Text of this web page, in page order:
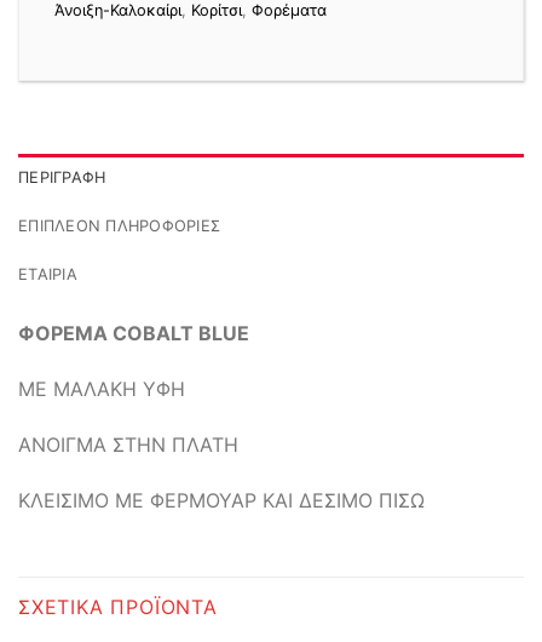
Άνοιξη-Καλοκαίρι, Κορίτσι, Φορέματα
ΠΕΡΙΓΡΑΦΉ
ΕΠΙΠΛΈΟΝ ΠΛΗΡΟΦΟΡΊΕΣ
ΕΤΑΙΡΊΑ
ΦΟΡΕΜΑ COBALT BLUE
ΜΕ ΜΑΛΑΚΗ ΥΦΗ
ΑΝΟΙΓΜΑ ΣΤΗΝ ΠΛΑΤΗ
ΚΛΕΙΣΙΜΟ ΜΕ ΦΕΡΜΟΥΑΡ ΚΑΙ ΔΕΣΙΜΟ ΠΙΣΩ
ΣΧΕΤΙΚΆ ΠΡΟΪΌΝΤΑ